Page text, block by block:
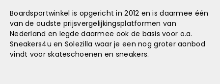
Boardsportwinkel is opgericht in 2012 en is daarmee één
van de oudste prijsvergelijkingsplatformen van
Nederland en legde daarmee ook de basis voor o.a.
Sneakers4u en Solezilla waar je een nog groter aanbod
vindt voor skateschoenen en sneakers.